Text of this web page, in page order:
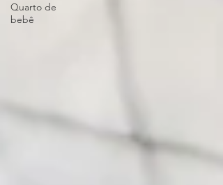
Quarto de
bebê